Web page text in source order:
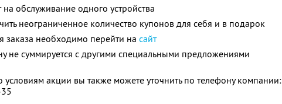
на обслуживание одного устройства
неограниченное количество купонов для себя и в подарок
необходимо перейти на сайт
не суммируется с другими специальными предложениями
акции вы также можете уточнить по телефону компании: